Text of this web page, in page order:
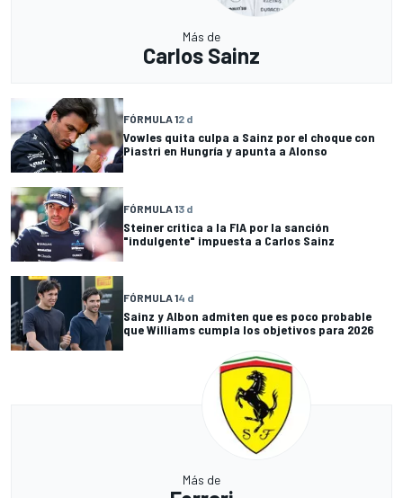
Más de
Carlos Sainz
FÓRMULA 12 d
Vowles quita culpa a Sainz por el choque con
Piastri en Hungría y apunta a Alonso
FÓRMULA 13 d
Steiner critica a la FIA por la sanción
"indulgente" impuesta a Carlos Sainz
FÓRMULA 14 d
Sainz y Albon admiten que es poco probable
que Williams cumpla los objetivos para 2026
Más de